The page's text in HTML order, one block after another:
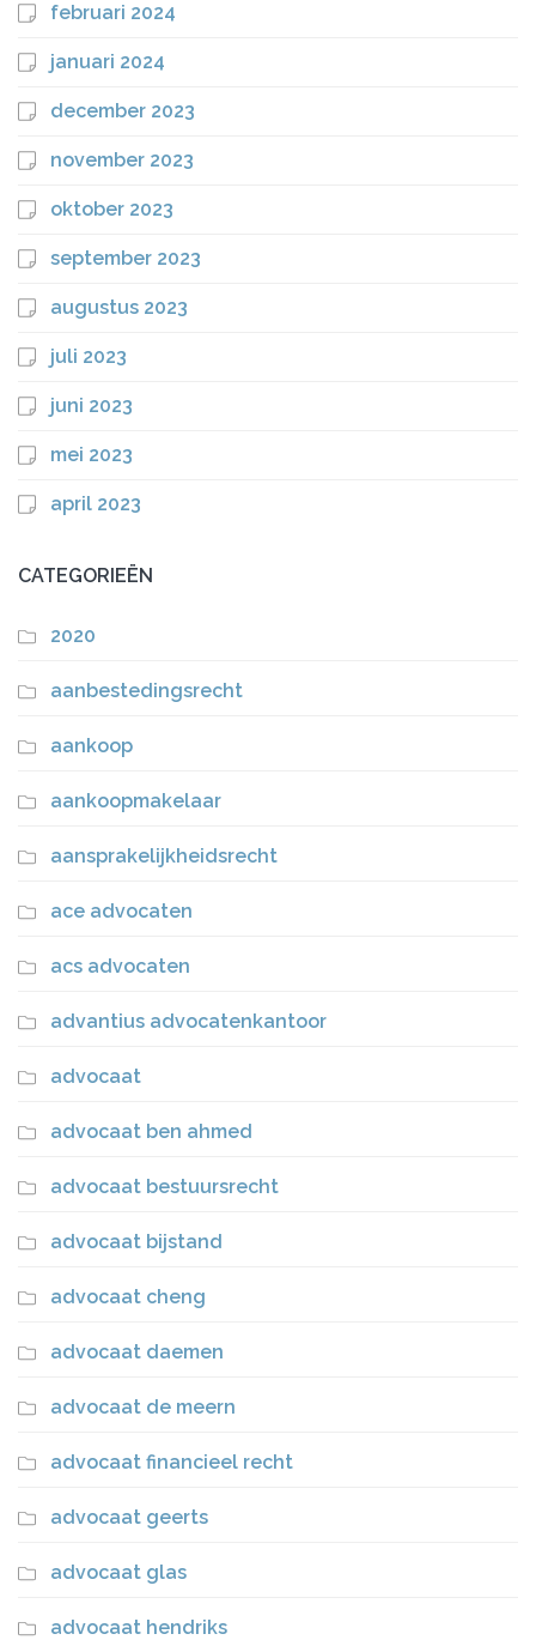
februari 2024
januari 2024
december 2023
november 2023
oktober 2023
september 2023
augustus 2023
juli 2023
juni 2023
mei 2023
april 2023
CATEGORIEËN
2020
aanbestedingsrecht
aankoop
aankoopmakelaar
aansprakelijkheidsrecht
ace advocaten
acs advocaten
advantius advocatenkantoor
advocaat
advocaat ben ahmed
advocaat bestuursrecht
advocaat bijstand
advocaat cheng
advocaat daemen
advocaat de meern
advocaat financieel recht
advocaat geerts
advocaat glas
advocaat hendriks